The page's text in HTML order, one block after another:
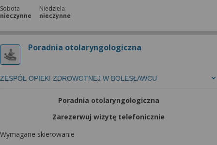
Sobota
nieczynne
Niedziela
nieczynne
Poradnia otolaryngologiczna
ZESPÓŁ OPIEKI ZDROWOTNEJ W BOLESŁAWCU
Poradnia otolaryngologiczna
Zarezerwuj wizytę telefonicznie
Wymagane skierowanie